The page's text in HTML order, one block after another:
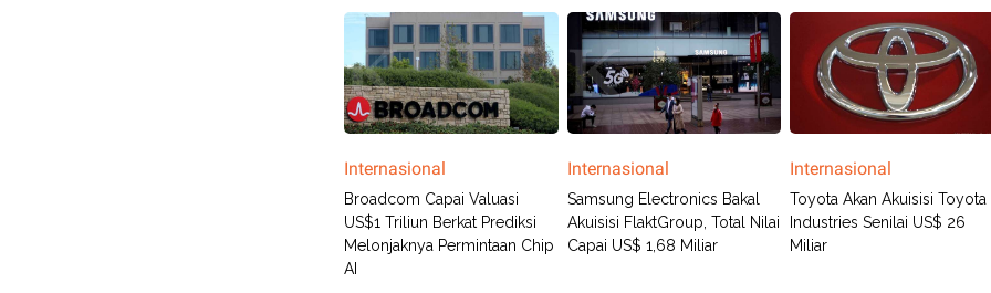
Internasional
Broadcom Capai Valuasi
US$1 Triliun Berkat Prediksi
Melonjaknya Permintaan Chip
AI
Internasional
Samsung Electronics Bakal
Akuisisi FlaktGroup, Total Nilai
Capai US$ 1,68 Miliar
Internasional
Toyota Akan Akuisisi Toyota
Industries Senilai US$ 26
Miliar